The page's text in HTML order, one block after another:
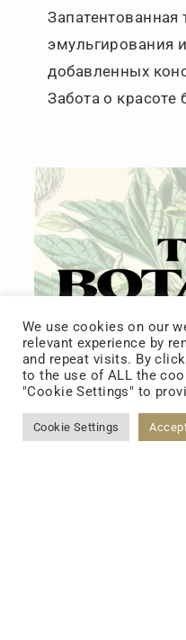
Запатентованная
эмульгирования
добавленных
Забота о красоте
MORE
We use cookies on our
relevant experience by
and repeat visits. By
to the use of ALL the
"Cookie Settings" to
Cookie Settings Accept